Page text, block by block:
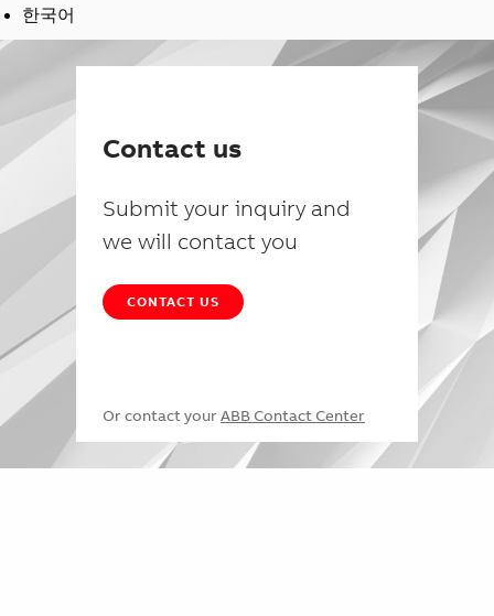
한국어
Contact us
Submit your inquiry and
we will contact you
CONTACT US
Or contact your ABB Contact Center